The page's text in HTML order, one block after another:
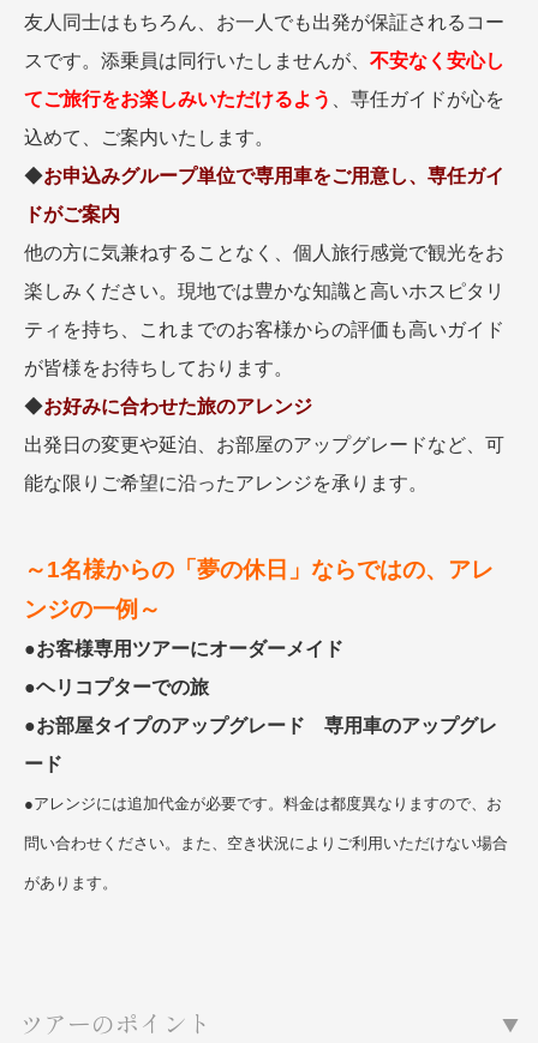
世界遺産を訪れる
1度は見てみたい遺跡
野生動物に出合う
オーロラ
ハイキング・トレッキング
1名様からの旅
ラ・プルミエール（エールフランス
航空）
観光列車
島旅
芸術鑑賞（美術、音楽）・講師同行
の旅
友人同士はもちろん、お一人でも出発が保証されるコー
スです。添乗員は同行いたしませんが、 不安なく安心し
てご旅行をお楽しみいただけるよう
、専任ガイドが心を
込めて、ご案内いたします。
◆お申込みグループ単位で専用車をご用意し、専任ガイ
ドがご案内
他の方に気兼ねすることなく、個人旅行感覚で観光をお
楽しみください。現地では豊かな知識と高いホスピタリ
ティを持ち、これまでのお客様からの評価も高いガイド
が皆様をお待ちしております。
◆お好みに合わせた旅のアレンジ
出発日の変更や延泊、お部屋のアップグレードなど、可
能な限りご希望に沿ったアレンジを承ります。
～1名様からの「夢の休日」ならではの、アレ
ンジの一例～
●お客様専用ツアーにオーダーメイド
●ヘリコプターでの旅
●お部屋タイプのアップグレード 専用車のアップグレ
ード
●アレンジには追加代金が必要です。料金は都度異なりますので、お
問い合わせください。また、空き状況によりご利用いただけない場合
があります。
ツアーのポイント